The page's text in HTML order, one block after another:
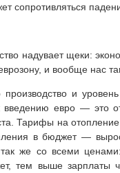
сопротивляться
надувает щеки:
и вообще нас
и
введению евро — это
Тарифы на
в бюджет —
так же со всеми
тем выше